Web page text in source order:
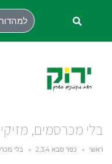
בלי מכרסמים,
ראשי » כפר סבא 2,3,4 » בלי